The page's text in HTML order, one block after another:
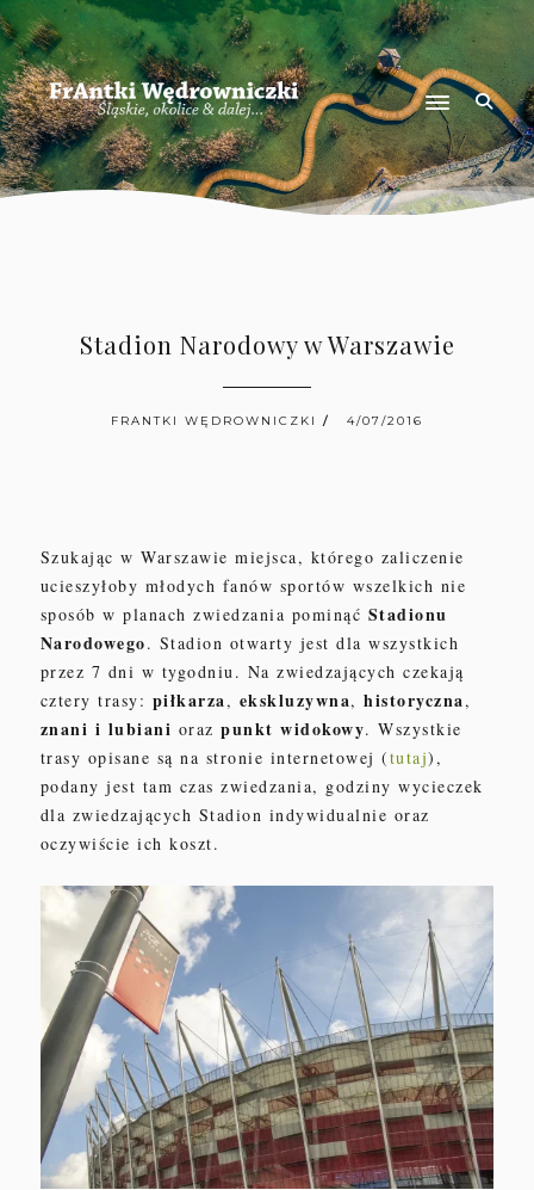
Stadion Narodowy w Warszawie
FRANTKI WĘDROWNICZKI 4/07/2016
Szukając w Warszawie miejsca, którego zaliczenie
ucieszyłoby młodych fanów sportów wszelkich nie
sposób w planach zwiedzania pominąć Stadionu
Narodowego. Stadion otwarty jest dla wszystkich
przez 7 dni w tygodniu. Na zwiedzających czekają
cztery trasy: piłkarza, ekskluzywna,historyczna,
znani i lubiani orazpunkt widokowy. Wszystkie
trasy opisane są na stronie internetowej (tutaj),
podany jest tam czas zwiedzania, godziny wycieczek
dla zwiedzających Stadion indywidualnie oraz
oczywiście ich koszt.